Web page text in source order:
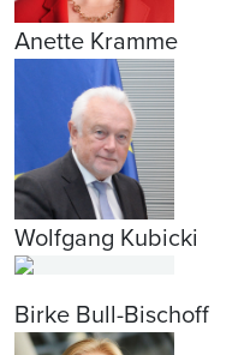
Anette Kramme
Wolfgang Kubicki
Birke Bull-Bischoff